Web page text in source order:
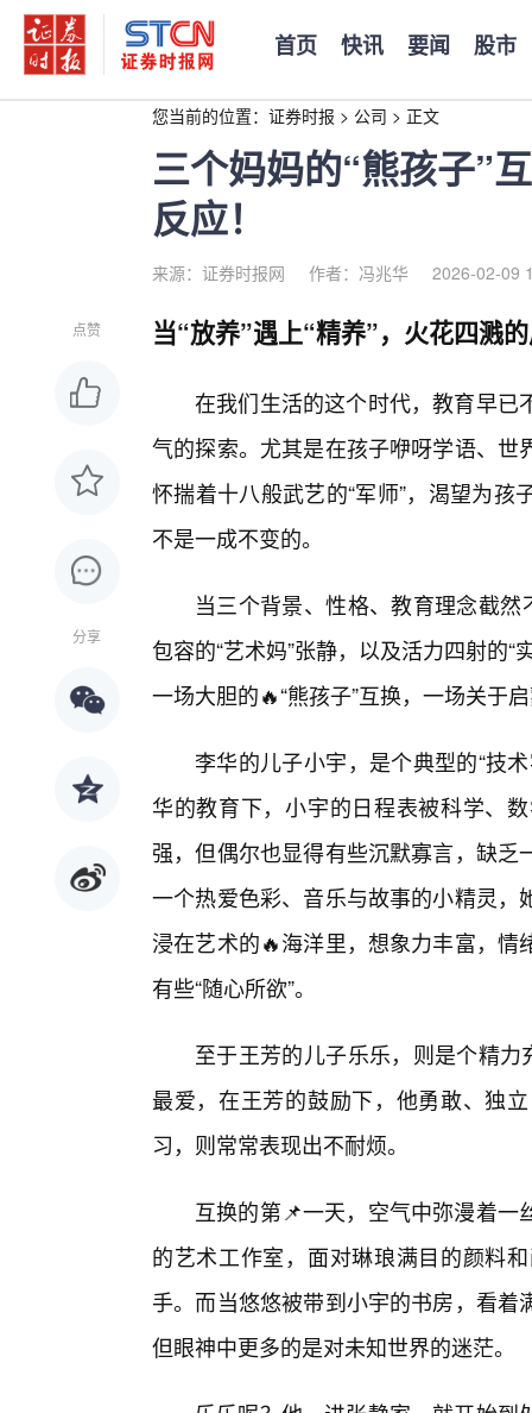
首页 快讯 要闻 股市
您当前的位置： 证券时报 > 公司 > 正文
三个妈妈的“熊孩子”
反应！
来源：证券时报网 作者：冯兆华 2026-02-09
点赞
分享
当“放养”遇上“精养”，火花四溅
在我们生活的这个时代，教育早已
气的探索。尤其是在孩子咿呀学语、
怀揣着十八般武艺的“军师”，渴望为
不是一成不变的。
当三个背景、性格、教育理念截
包容的“艺术妈”张静，以及活力四射
一场大胆的🔥“熊孩子”互换，一场关于
李华的儿子小宇，是个典型的“技
华的教育下，小宇的日程表被科学、
强，但偶尔也显得有些沉默寡言，缺
一个热爱色彩、音乐与故事的小精灵
浸在艺术的🔥海洋里，想象力丰富，
有些“随心所欲”。
至于王芳的儿子乐乐，则是个精力
最爱，在王芳的鼓励下，他勇敢、独
习，则常常表现出不耐烦。
互换的第📌一天，空气中弥漫着
的艺术工作室，面对琳琅满目的颜料
手。而当悠悠被带到小宇的书房，看
但眼神中更多的是对未知世界的迷茫。